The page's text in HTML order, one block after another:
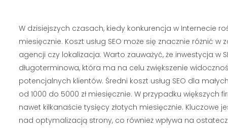
W dzisiejszych czasach, kiedy konkurencja w Internecie
miesięcznie. Koszt usług SEO może się znacznie różnić
agencji czy lokalizacja. Warto zauważyć, że inwestycja w
długoterminowa, która ma na celu zwiększenie
potencjalnych klientów. Średni koszt usług SEO dla
od 1000 do 5000 zł miesięcznie. W przypadku
nawet kilkanaście tysięcy złotych miesięcznie. Kluczowe
nad optymalizacją strony, co również wpływa na